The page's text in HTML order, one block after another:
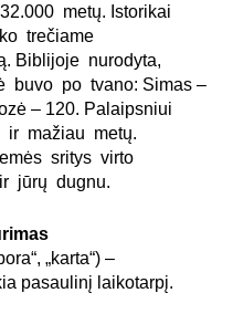
metų. Istorikai
trečiame
Biblijoje nurodyta,
buvo po tvano: Simas –
– 120. Palaipsniui
ir mažiau metų.
sritys virto
jūrų dugnu.
„karta“) –
pasaulinį laikotarpį.